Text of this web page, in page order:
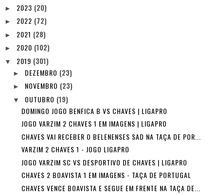
► 2023 (20)
► 2022 (72)
► 2021 (28)
► 2020 (102)
▼ 2019 (301)
► DEZEMBRO (23)
► NOVEMBRO (23)
▼ OUTUBRO (19)
DOMINGO JOGO BENFICA B VS CHAVES | LIGAPRO
JOGO VARZIM 2 CHAVES 1 EM IMAGENS | LIGAPRO
CHAVES VAI RECEBER O BELENENSES SAD NA TAÇA DE POR...
VARZIM 2 CHAVES 1 - JOGO LIGAPRO
JOGO VARZIM SC VS DESPORTIVO DE CHAVES | LIGAPRO
CHAVES 2 BOAVISTA 1 EM IMAGENS - TAÇA DE PORTUGAL
CHAVES VENCE BOAVISTA E SEGUE EM FRENTE NA TAÇA DE...